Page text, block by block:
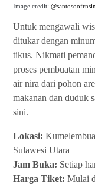
Image credit: @santosoofrnsin
Untuk mengawali
ditukar dengan
tikus. Nikmati
proses pembuatan
air nira dari pohon
makanan dan duduk
sini.
Lokasi:
Sulawesi Utara
Jam Buka: Setiap
Harga Tiket: Mulai